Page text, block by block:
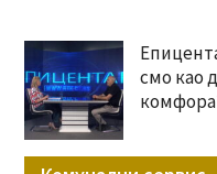
смо као